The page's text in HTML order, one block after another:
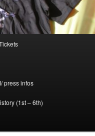
press infos
(1st – 6th)